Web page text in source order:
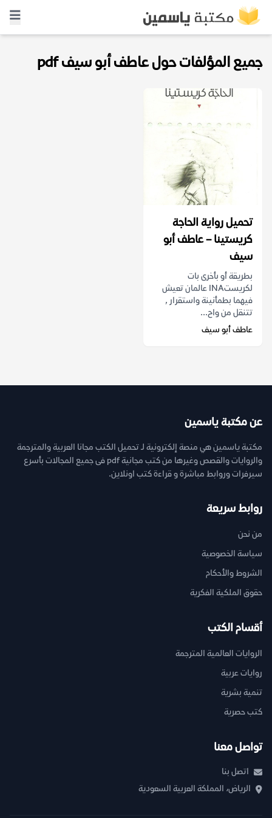
جميع المؤلفات حول عاطف أبو سيف pdf
تحميل رواية الحاجة
كريستينا – عاطف أبو
سيف
بطريقة أو بأخرى بات
لكريستINA عالمان تعيش
فيهما بطمأنينة واستقرار ,
تتنقل من واح...
عاطف أبو سيف
عن مكتبة ياسمين
مكتبة ياسمين هي منصة إلكترونية لـ تحميل الكتب مجانا العربية والمترجمة
والروايات والقصص وغيرها من كتب مجانية pdf فى جميع المجالات بأسرع
سيرفرات وروابط مباشرة و قراءة كتب اونلاين.
روابط سريعة
من نحن
سياسة الخصوصية
الشروط والأحكام
حقوق الملكية الفكرية
أقسام الكتب
الروايات العالمية المترجمة
روايات عربية
تنمية بشرية
كتب حصرية
تواصل معنا
اتصل بنا
الرياض، المملكة العربية السعودية